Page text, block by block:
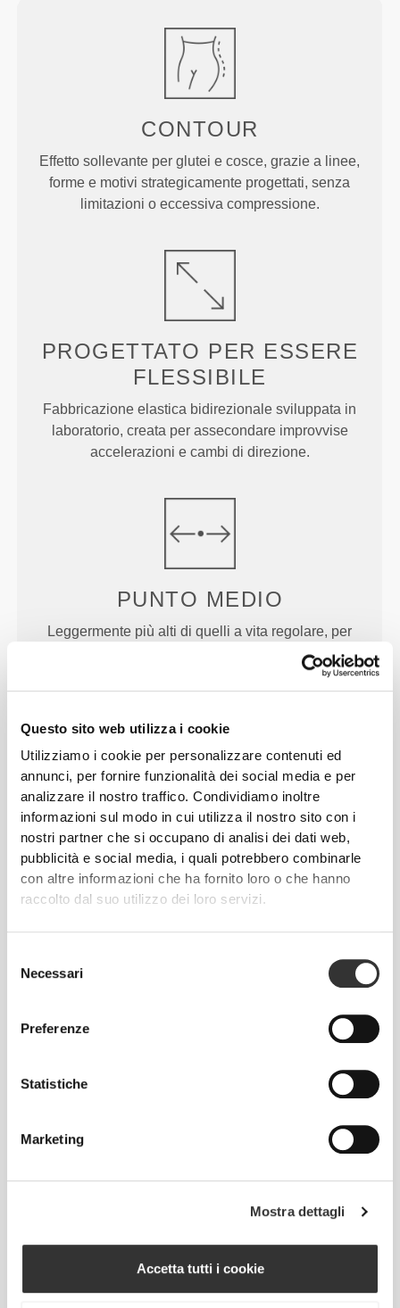
Questo sito web utilizza i cookie
Utilizziamo i cookie per personalizzare contenuti ed
annunci, per fornire funzionalità dei social media e per
analizzare il nostro traffico. Condividiamo inoltre
informazioni sul modo in cui utilizza il nostro sito con i
nostri partner che si occupano di analisi dei dati web,
pubblicità e social media, i quali potrebbero combinarle
con altre informazioni che ha fornito loro o che hanno
raccolto dal suo utilizzo dei loro servizi.
delNecessari
Preferenze
Statistiche
Marketing
Mostra dettagli
Accetta tutti i cookie
CONTOUR
Effetto sollevante per glutei e cosce, grazie a linee,
forme e motivi strategicamente progettati, senza
limitazioni o eccessiva compressione.
PROGETTATO PER ESSERE
FLESSIBILE
Fabbricazione elastica bidirezionale sviluppata in
laboratorio, creata per assecondare improvvise
accelerazioni e cambi di direzione.
PUNTO MEDIO
Leggermente più alti di quelli a vita regolare, per
maggiore comfort ed un po' più di copertura.
TASCA
Tasca elegante e discreta per portare i tuoi oggetti
essenziali. Perfetta per l'allenamento, la corsa o
semplicemente per uscire a fare la spesa.
PIÙ DI QUANTO SEMBRI
proprietà anti-umidità, che offre comodità e ti aiuta a
REVOKNIT